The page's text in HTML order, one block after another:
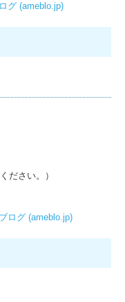
グ (ameblo.jp)
ださい。）
ログ (ameblo.jp)